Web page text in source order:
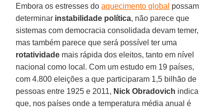
Embora os estresses doaquecimento global possam
determinar instabilidade política, não parece que
sistemas com democracia consolidada devam temer,
mas também parece que será possível ter uma
rotatividade mais rápida dos eleitos, tanto em nível
nacional como local. Com um estudo em 19 países,
com 4.800 eleições a que participaram 1,5 bilhão de
pessoas entre 1925 e 2011, Nick Obradovich indica
que, nos países onde a temperatura média anual é